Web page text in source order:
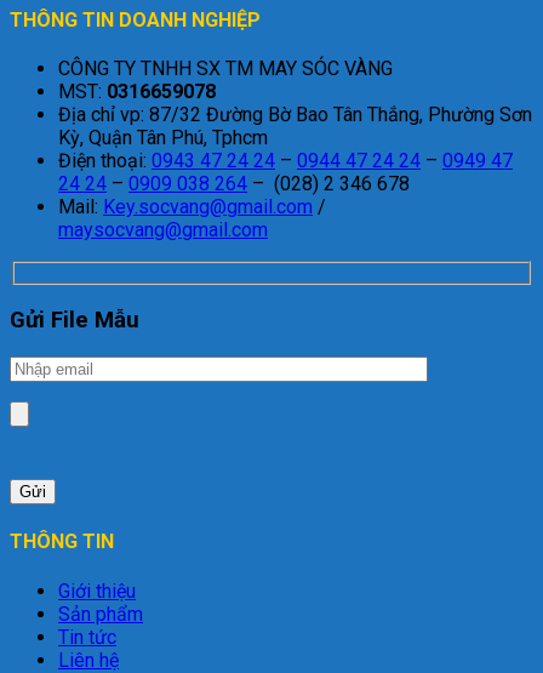
THÔNG TIN DOANH NGHIỆP
CÔNG TY TNHH SX TM MAY SÓC VÀNG
MST: 0316659078
Địa chỉ vp: 87/32 Đường Bờ Bao Tân Thắng, Phường Sơn
Kỳ, Quận Tân Phú, Tphcm
Điện thoại: 0943 47 24 24 – 0944 47 24 24 – 0949 47
24 24 – 0909 038 264 – (028) 2 346 678
Mail: Key.socvang@gmail.com /
maysocvang@gmail.com
Gửi File Mẫu
THÔNG TIN
Giới thiệu
Sản phẩm
Tin tức
Liên hệ